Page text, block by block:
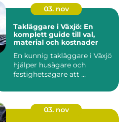
03. nov
Takläggare i Växjö: En
komplett guide till val,
material och kostnader
En kunnig takläggare i Växjö
hjälper husägare och
fastighetsägare att ...
03. nov